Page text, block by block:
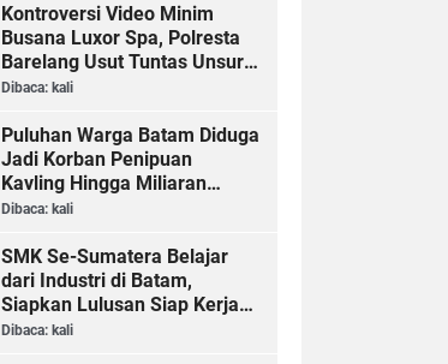
Kontroversi Video Minim
Busana Luxor Spa, Polresta
Barelang Usut Tuntas Unsur
Pelanggaran Hukum
Dibaca: kali
Puluhan Warga Batam Diduga
Jadi Korban Penipuan
Kavling Hingga Miliaran
Rupiah, Laporan ke Polda
Dibaca: kali
SMK Se-Sumatera Belajar
dari Industri di Batam,
Siapkan Lulusan Siap Kerja
Era Digital
Dibaca: kali